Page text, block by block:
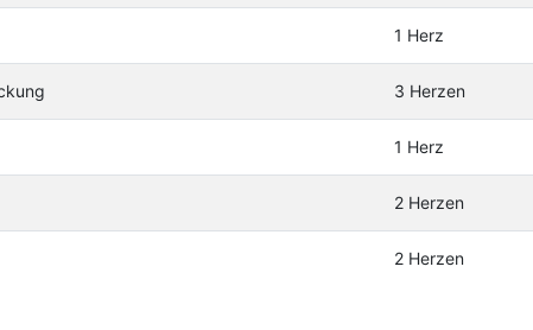
1 Herz
3 Herzen
1 Herz
2 Herzen
2 Herzen